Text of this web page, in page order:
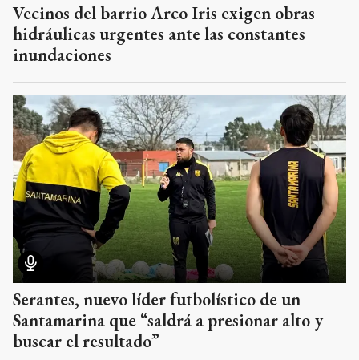
Vecinos del barrio Arco Iris exigen obras
hidráulicas urgentes ante las constantes
inundaciones
Serantes, nuevo líder futbolístico de un
Santamarina que “saldrá a presionar alto y
buscar el resultado”